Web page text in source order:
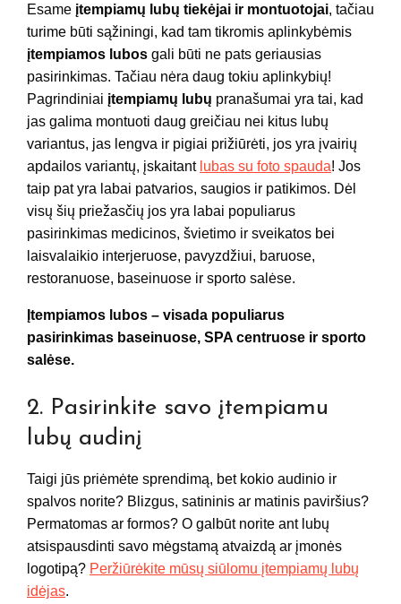
Esame įtempiamų lubų tiekėjai ir montuotojai, tačiau
turime būti sąžiningi, kad tam tikromis aplinkybėmis
įtempiamos lubos gali būti ne pats geriausias
pasirinkimas. Tačiau nėra daug tokiu aplinkybių!
Pagrindiniai įtempiamų lubų pranašumai yra tai, kad
jas galima montuoti daug greičiau nei kitus lubų
variantus, jas lengva ir pigiai prižiūrėti, jos yra įvairių
apdailos variantų, įskaitant lubas su foto spauda! Jos
taip pat yra labai patvarios, saugios ir patikimos. Dėl
visų šių priežasčių jos yra labai populiarus
pasirinkimas medicinos, švietimo ir sveikatos bei
laisvalaikio interjeruose, pavyzdžiui, baruose,
restoranuose, baseinuose ir sporto salėse.
Įtempiamos lubos – visada populiarus
pasirinkimas baseinuose, SPA centruose ir sporto
salėse.
2. Pasirinkite savo įtempiamu
lubų audinį
Taigi jūs priėmėte sprendimą, bet kokio audinio ir
spalvos norite? Blizgus, satininis ar matinis paviršius?
Permatomas ar formos? O galbūt norite ant lubų
atsispausdinti savo mėgstamą atvaizdą ar įmonės
logotipą? Peržiūrėkite mūsų siūlomu įtempiamų lubų
idėjas.